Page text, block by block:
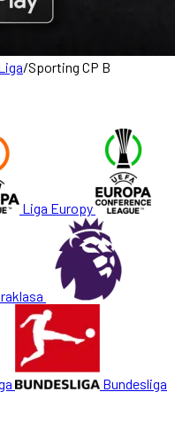
/Sporting CP B
Liga Europy
Bundesliga